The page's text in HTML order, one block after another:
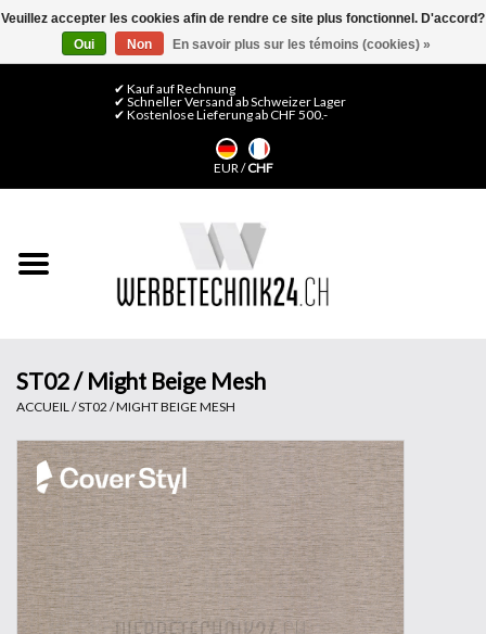
0 Articles - CHF 0,00
✔ Kauf auf Rechnung
✔ Schneller Versand ab Schweizer Lager
✔ Kostenlose Lieferung ab CHF 500.-
EUR/CHF
Films de décoration
Finitions & Montage
Outillage
Technique
ST02 / Might Beige Mesh
ACCUEIL /ST02 / MIGHT BEIGE MESH
Veuillez accepter les cookies afin de rendre ce site plus fonctionnel. D'accord?
Oui
Non En savoir plus sur les témoins (cookies) »